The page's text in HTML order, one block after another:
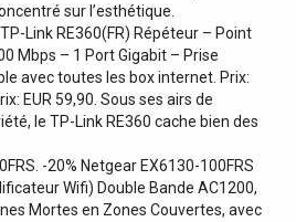
sur l’esthétique.
Link RE360(FR) Répéteur – Point
Mbps – 1 Port Gigabit – Prise
avec toutes les box internet. Prix:
EUR 59,90. Sous ses airs de
le TP-Link RE360 cache bien des
-20% Netgear EX6130-100FRS
Wifi) Double Bande AC1200,
Mortes en Zones Couvertes, avec